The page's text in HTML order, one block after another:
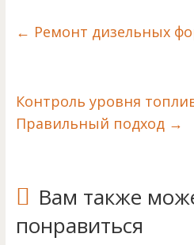
← Ремонт дизельных
Контроль уровня
Правильный подход →
Вам также
понравиться